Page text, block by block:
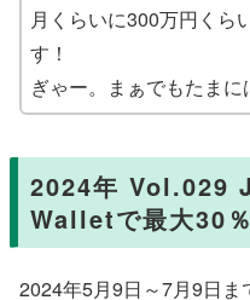
月くらいに300万円くら
す！
ぎゃー。まぁでもたまに
2024年 Vol.029
Walletで最大30％
2024年5月9日～7月9日ま